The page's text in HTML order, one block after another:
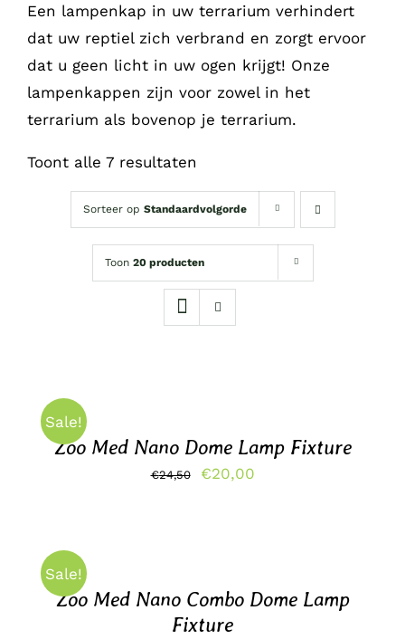
Een lampenkap in uw terrarium verhindert
dat uw reptiel zich verbrand en zorgt ervoor
dat u geen licht in uw ogen krijgt! Onze
lampenkappen zijn voor zowel in het
terrarium als bovenop je terrarium.
Toont alle 7 resultaten
Sorteer op Standaardvolgorde
Toon 20 producten
Sale!
Zoo Med Nano Dome Lamp Fixture
€24,50
Oorspronkelijke
€20,00Huidige
Sale!
Zoo Med Nano Combo Dome Lamp
Fixture